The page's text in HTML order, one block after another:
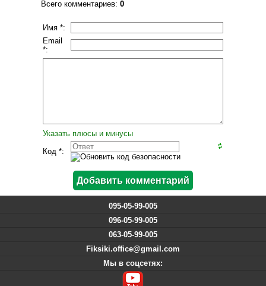
Всего комментариев: 0
Имя *:
Email
*:
Указать плюсы и минусы
Код *:
095-05-99-005
096-05-99-005
063-05-99-005
Fiksiki.office@gmail.com
Мы в соцсетях: